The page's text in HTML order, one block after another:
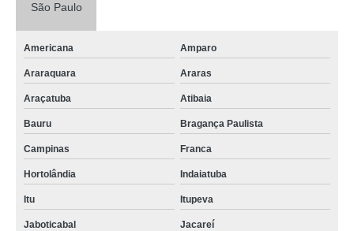
São Paulo
Americana Amparo
Araraquara Araras
Araçatuba Atibaia
Bauru Bragança Paulista
Campinas Franca
Hortolândia Indaiatuba
Itu Itupeva
Jaboticabal Jacareí